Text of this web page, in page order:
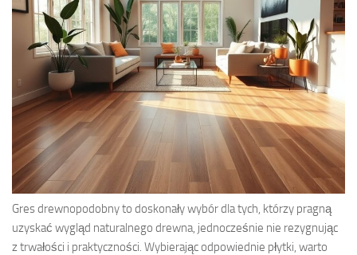
Gres drewnopodobny to doskonały wybór dla tych, którzy pragną
uzyskać wygląd naturalnego drewna, jednocześnie nie rezygnując
z trwałości i praktyczności. Wybierając odpowiednie płytki, warto